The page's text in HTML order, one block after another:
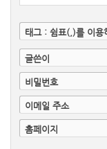
태그 : 쉼표(,)를 이용
글쓴이
비밀번호
이메일 주소
홈페이지